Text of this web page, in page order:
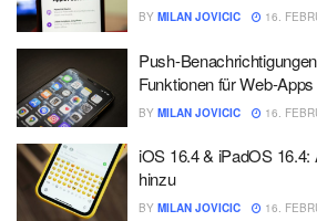
BY MILAN JOVICIC 16.
Push-
Funktionen für Web-Apps
BY MILAN JOVICIC 16.
iOS 16.4 & iPadOS 16.4:
hinzu
BY MILAN JOVICIC 16.